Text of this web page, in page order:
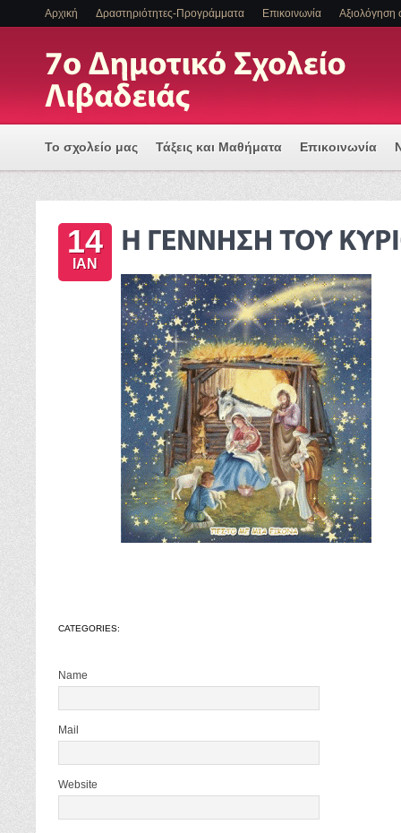
Αρχική Δραστηριότητες-Προγράμματα Επικοινωνία Αξιολόγηση
Το σχολείο μας Τάξεις και Μαθήματα Επικοινωνία
Πρόγραμμα Εισαγωγής Η/Υ για μια Ψηφιακά
ΕΝΤΑΞΗ ΜΑΘΗΤΩΝ ΜΕ ΑΝΑΠΗΡΙΑ Η/ΚΑΙ ΕΙΔΙΚΕΣ
14
ΙΑΝ
CATEGORIES:
Name
Mail
Website